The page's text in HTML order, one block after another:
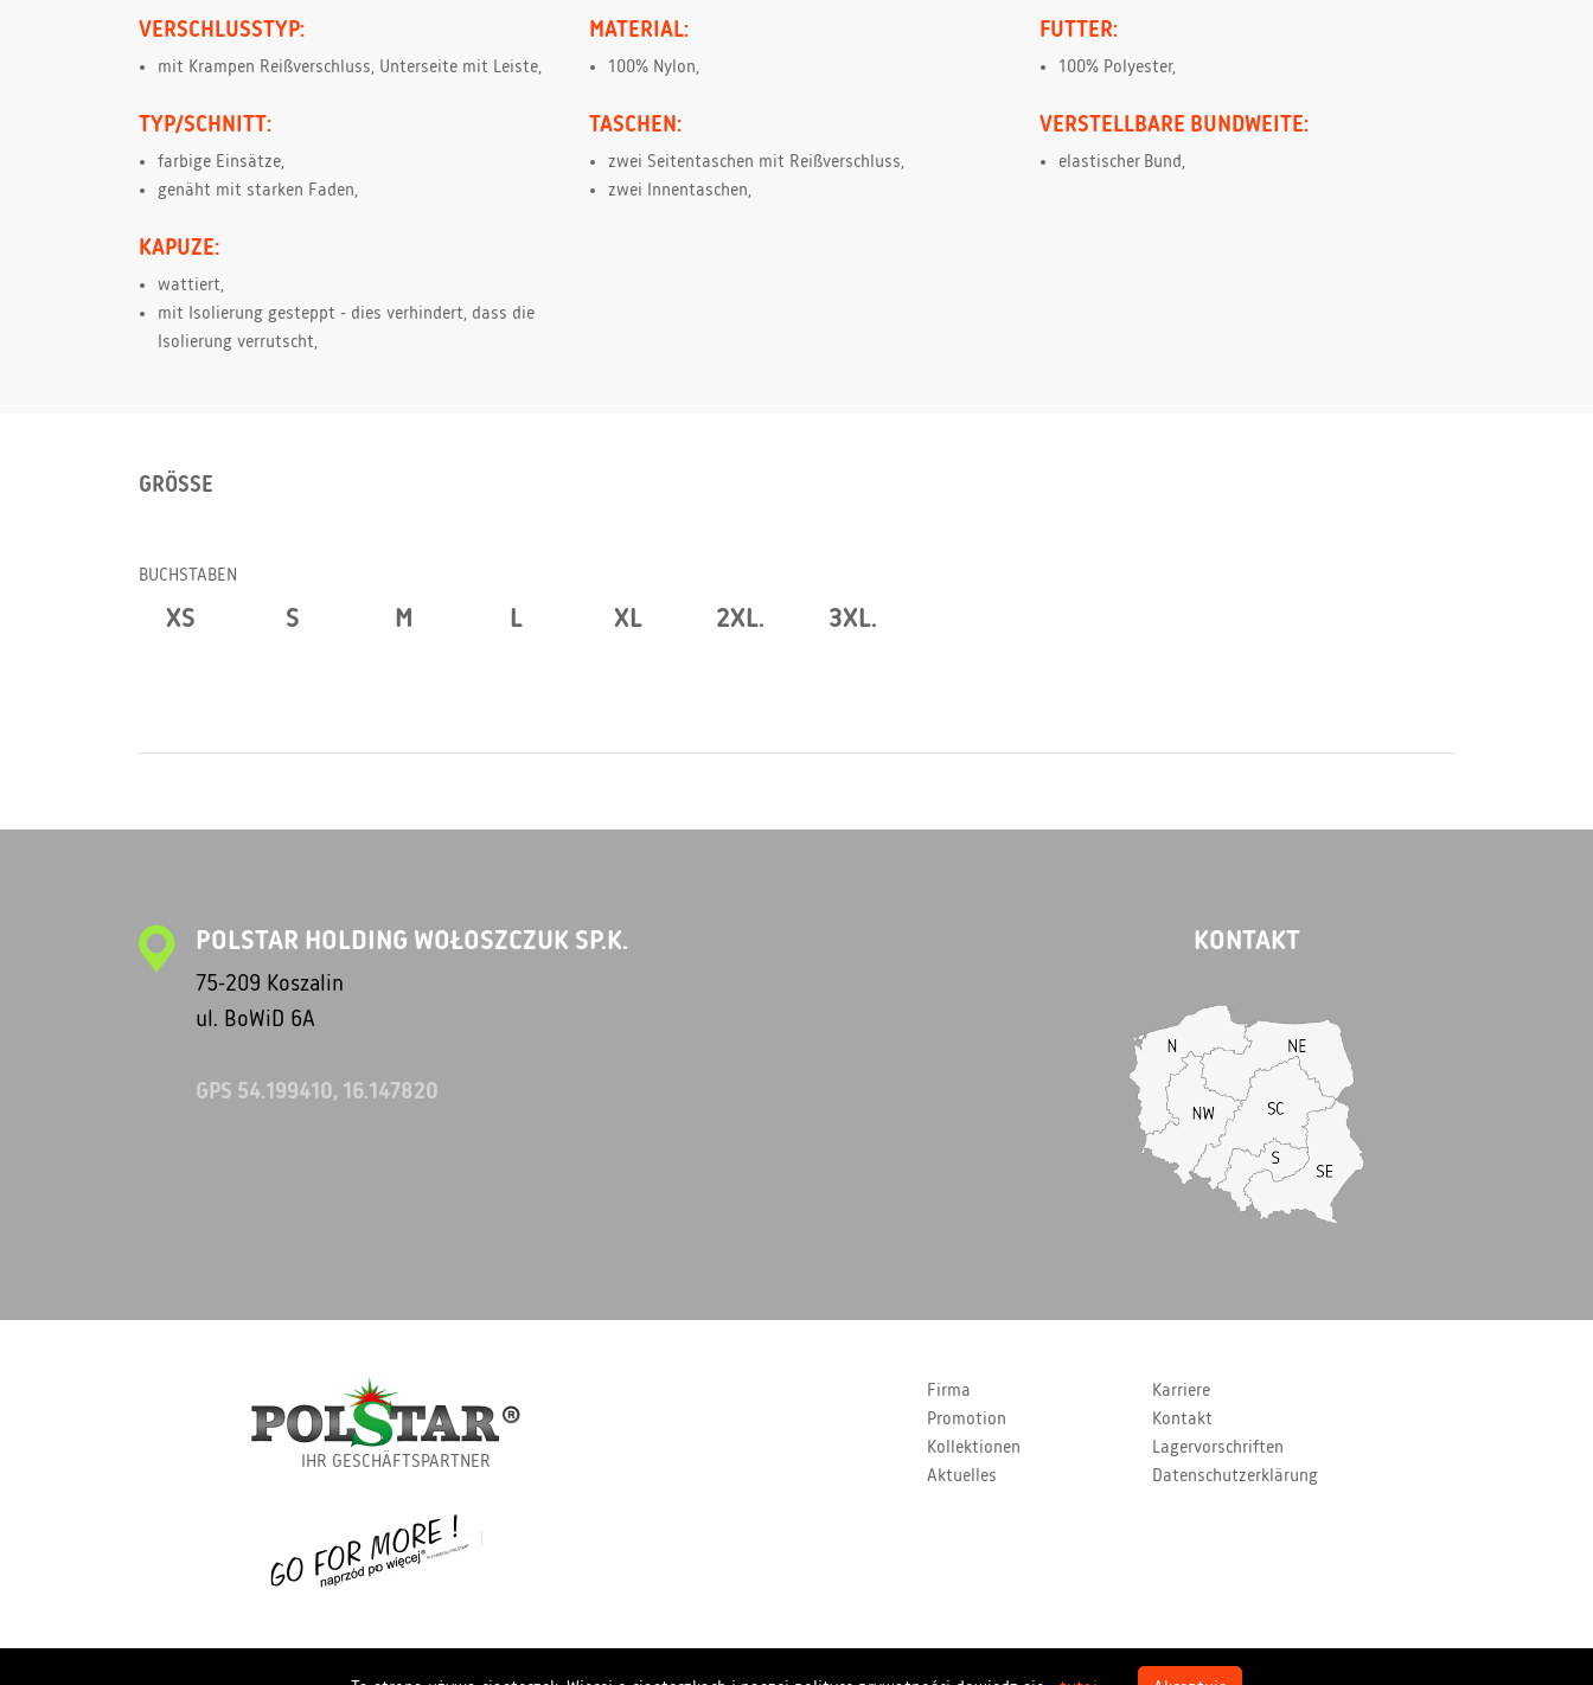
VERSCHLUSSTYP:
mit Krampen Reißverschluss, Unterseite mit Leiste,
MATERIAL:
100% Nylon,
FUTTER:
100% Polyester,
TYP/SCHNITT:
farbige Einsätze,
genäht mit starken Faden,
TASCHEN:
zwei Seitentaschen mit Reißverschluss,
zwei Innentaschen,
VERSTELLBARE BUNDWEITE:
elastischer Bund,
KAPUZE:
wattiert,
mit Isolierung gesteppt - dies verhindert, dass die
Isolierung verrutscht,
GRÖSSE
BUCHSTABEN
XS S M L XL 2XL. 3XL.
POLSTAR HOLDING WOŁOSZCZUK SP.K.
75-209 Koszalin
ul. BoWiD 6A
GPS 54.199410, 16.147820
KONTAKT
IHR GESCHÄFTSPARTNER
Firma
Promotion
Kollektionen
Aktuelles
Karriere
Kontakt
Lagervorschriften
Datenschutzerklärung